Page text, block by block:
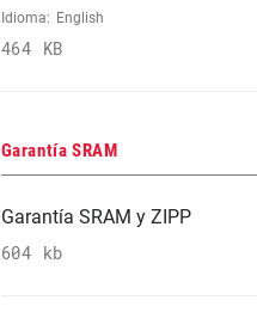
Idioma: English
464 KB
Garantía SRAM
Garantía SRAM y ZIPP
604 kb